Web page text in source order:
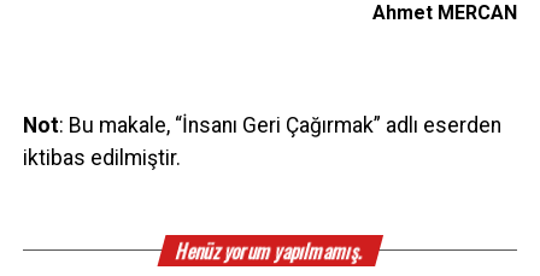
Ahmet MERCAN
Not: Bu makale, “İnsanı Geri Çağırmak” adlı eserden
iktibas edilmiştir.
Henüz yorum yapılmamış.